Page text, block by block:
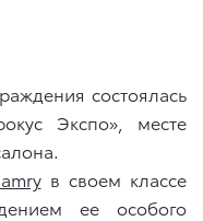
состоялась
Экспо», месте
в своем классе
ее особого